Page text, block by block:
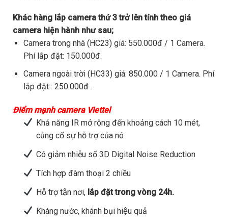
Khác hàng lắp camera thứ 3 trở lên tính theo giá
camera hiện hành như sau;
Camera trong nhà (HC23) giá: 550.000đ / 1 Camera.
Phí lắp đặt: 150.000đ.
Camera ngoài trời (HC33) giá: 850.000 / 1 Camera. Phí
lắp đặt : 250.000đ .
Điểm mạnh camera Viettel
Khả năng IR mở rộng đến khoảng cách 10 mét,
củng cố sự hỗ trợ của nó
Có giảm nhiễu số 3D Digital Noise Reduction
Tích hợp đàm thoại 2 chiều
Hỗ trợ tận nơi,lắp đặt trong vòng 24h.
Kháng nước, khánh bụi hiệu quả